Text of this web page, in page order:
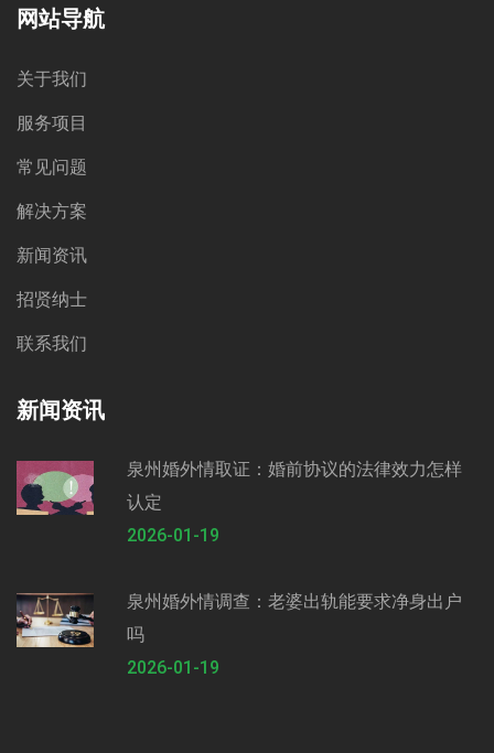
网站导航
关于我们
服务项目
常见问题
解决方案
新闻资讯
招贤纳士
联系我们
新闻资讯
泉州婚外情取证：婚前协议的法律效力怎样
认定
2026-01-19
泉州婚外情调查：老婆出轨能要求净身出户
吗
2026-01-19